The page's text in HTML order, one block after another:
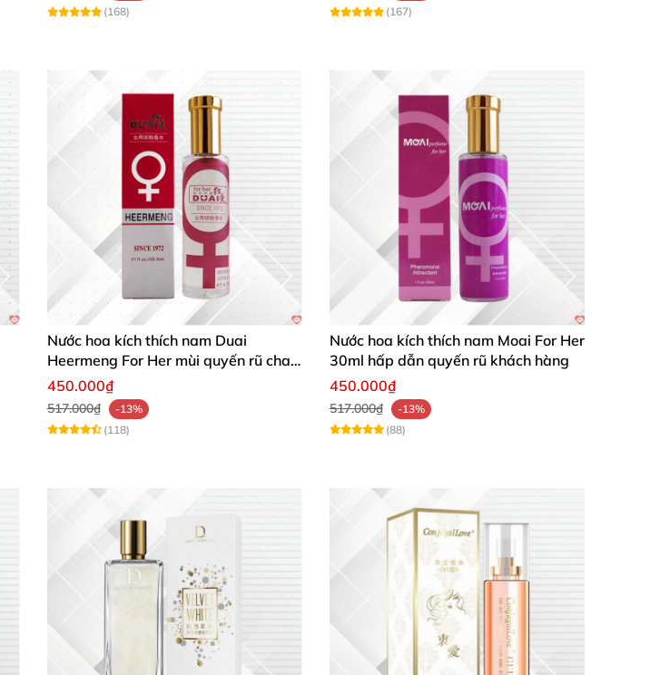
(168)
(167)
Nước hoa kích thích nam Duai
Heermeng For Her mùi quyến rũ chai
29.5ml
450.000₫
517.000₫
-13%
(118)
Nước hoa kích thích nam Moai For Her
30ml hấp dẫn quyến rũ khách hàng
450.000₫
517.000₫
-13%
(88)